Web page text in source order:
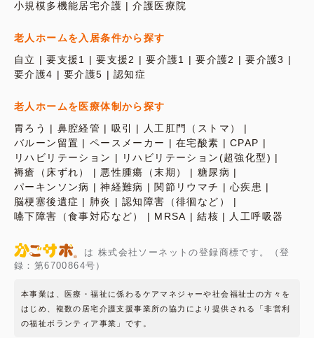
小規模多機能居宅介護
介護医療院
老人ホームを入居条件から探す
自立
要支援1 要支援2 要介護1 要介護2
要介護3
要介護4
要介護5 認知症
老人ホームを医療体制から探す
胃ろう
鼻腔経管 吸引
人工肛門（ストマ）
バルーン留置
ペースメーカー 在宅酸素
CPAP
リハビリテーション
リハビリテーション(超強化型)
褥瘡（床ずれ）
悪性腫瘍（末期）
糖尿病
パーキンソン病
神経難病 関節リウマチ
心疾患
脳梗塞後遺症
肺炎
認知障害（徘徊など）
嚥下障害（食事対応など）
MRSA 結核 人工呼吸器
は 株式会社ソーネットの登録商標です。（登
録：第6700864号）
本事業は、医療・福祉に係わるケアマネジャーや社会福祉士の方々を
はじめ、複数の居宅介護支援事業所の協力により提供される「非営利
の福祉ボランティア事業」です。